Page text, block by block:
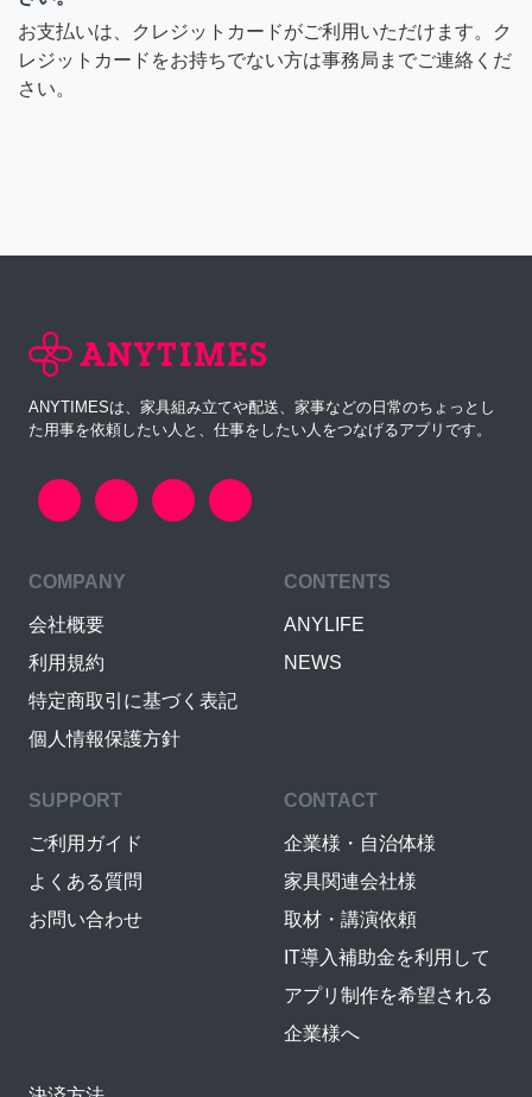
お支払いは、クレジットカードがご利用いただけます。ク
レジットカードをお持ちでない方は事務局までご連絡くだ
さい。
ANYTIMESは、家具組み立てや配送、家事などの日常のちょっとし
た用事を依頼したい人と、仕事をしたい人をつなげるアプリです。
COMPANY
会社概要
利用規約
特定商取引に基づく表記
個人情報保護方針
CONTENTS
ANYLIFE
NEWS
SUPPORT
ご利用ガイド
よくある質問
お問い合わせ
CONTACT
企業様・自治体様
家具関連会社様
取材・講演依頼
IT導入補助金を利用して
アプリ制作を希望される
企業様へ